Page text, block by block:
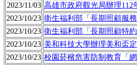
2023/11/03 高雄市政府觀光局辦理
2023/10/23 衛生福利部「長期照顧服
2023/10/23 衛生福利部「長期照顧特
2023/10/23 美和科技大學辦理美和盃
2023/10/23 校園菸檳危害防制教育「